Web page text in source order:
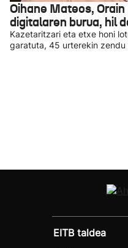
Oihane Mateos,
digitalaren burua, hil
Kazetaritzari eta etxe honi
garatuta, 45 urterekin zendu
EITB taldea